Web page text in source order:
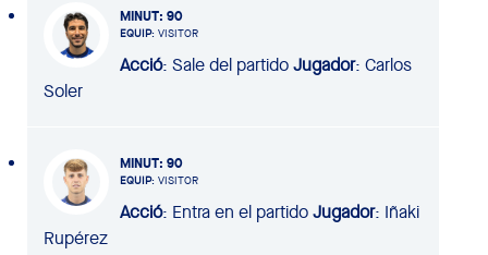
MINUT: 90
EQUIP: VISITOR
Acció: Sale del partidoJugador: Carlos
Soler
MINUT: 90
EQUIP: VISITOR
Acció: Entra en el partidoJugador: Iñaki
Rupérez